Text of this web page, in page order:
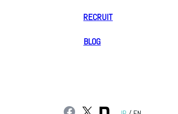
RECRUIT
BLOG